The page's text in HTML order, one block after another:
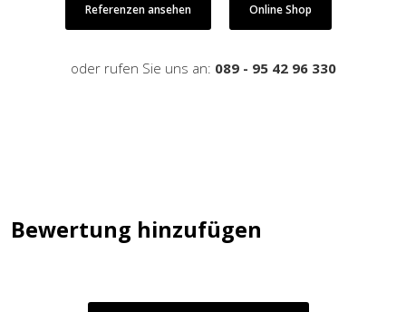
Referenzen ansehen Online Shop
oder rufen Sie uns an: 089 - 95 42 96 330
Bewertung hinzufügen